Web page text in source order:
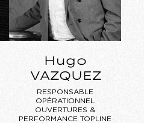
Hugo
VAZQUEZ
RESPONSABLE
OPÉRATIONNEL
OUVERTURES &
PERFORMANCE TOPLINE